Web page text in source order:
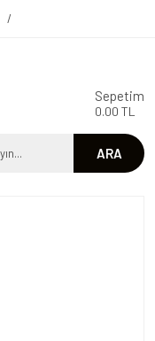
/
ARA
Sepetim
0.00 TL